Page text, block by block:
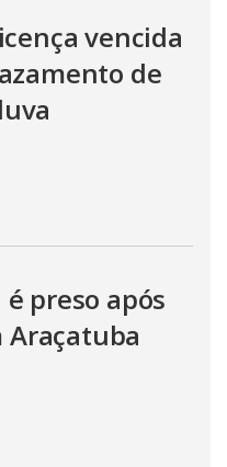
vencida
de
preso após